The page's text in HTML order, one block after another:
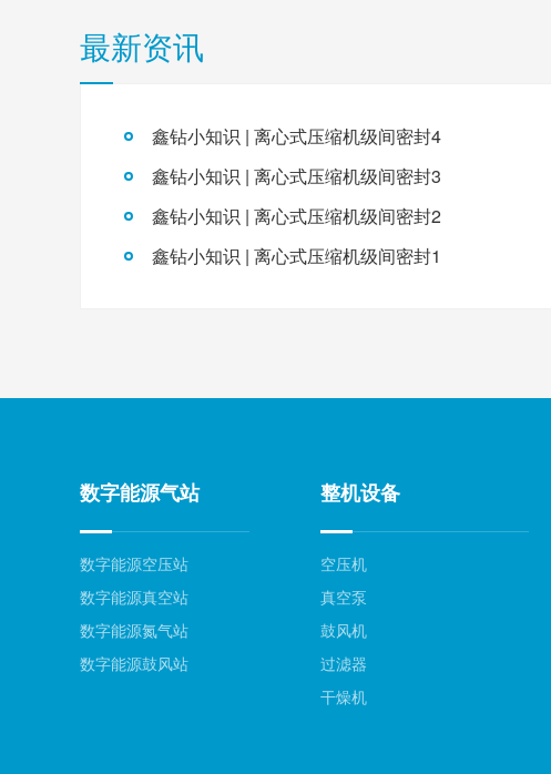
最新资讯
鑫钻小知识 | 离心式压缩机级间密封4
鑫钻小知识 | 离心式压缩机级间密封3
鑫钻小知识 | 离心式压缩机级间密封2
鑫钻小知识 | 离心式压缩机级间密封1
数字能源气站
数字能源空压站
数字能源真空站
数字能源氮气站
数字能源鼓风站
整机设备
空压机
真空泵
鼓风机
过滤器
干燥机